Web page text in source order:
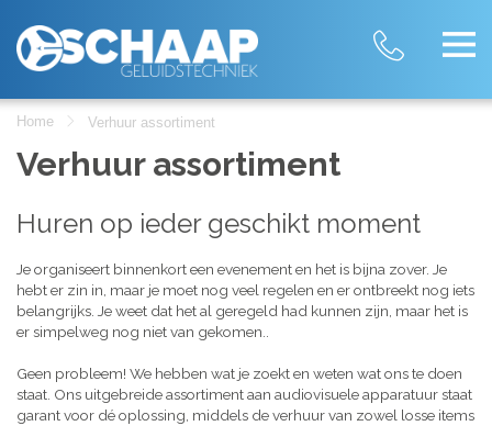
Home Verhuur assortiment
Verhuur assortiment
Huren op ieder geschikt moment
Je organiseert binnenkort een evenement en het is bijna zover. Je
hebt er zin in, maar je moet nog veel regelen en er ontbreekt nog iets
belangrijks. Je weet dat het al geregeld had kunnen zijn, maar het is
er simpelweg nog niet van gekomen..
Geen probleem! We hebben wat je zoekt en weten wat ons te doen
staat. Ons uitgebreide assortiment aan audiovisuele apparatuur staat
garant voor dé oplossing, middels de verhuur van zowel losse items